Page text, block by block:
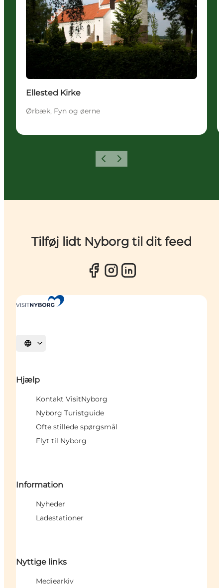
Ellested Kirke
Ørbæk, Fyn og øerne
ForrigeNæste
Tilføj lidt Nyborg til dit feed
Vælg sprog
Hjælp
Kontakt VisitNyborg
Nyborg Turistguide
Ofte stillede spørgsmål
Flyt til Nyborg
Information
Nyheder
Ladestationer
Nyttige links
Mediearkiv